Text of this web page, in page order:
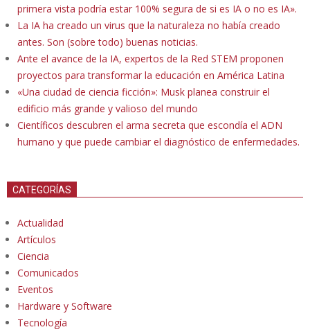
primera vista podría estar 100% segura de si es IA o no es IA».
La IA ha creado un virus que la naturaleza no había creado
antes. Son (sobre todo) buenas noticias.
Ante el avance de la IA, expertos de la Red STEM proponen
proyectos para transformar la educación en América Latina
«Una ciudad de ciencia ficción»: Musk planea construir el
edificio más grande y valioso del mundo
Científicos descubren el arma secreta que escondía el ADN
humano y que puede cambiar el diagnóstico de enfermedades.
CATEGORÍAS
Actualidad
Artículos
Ciencia
Comunicados
Eventos
Hardware y Software
Tecnología